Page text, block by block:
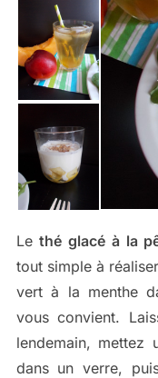
Lethé glacé à la
tout simple à
vert à la menthe
vous convient.
lendemain, mettez
dans un verre,